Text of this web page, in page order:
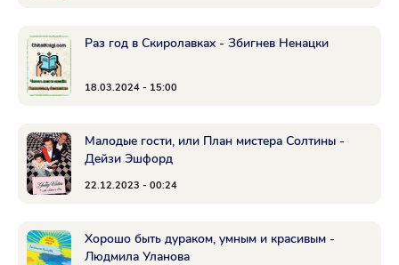
Раз год в Скиролавках - Збигнев Ненацки
18.03.2024 - 15:00
Малодые гости, или План мистера Солтины -
Дейзи Эшфорд
22.12.2023 - 00:24
Хорошо быть дураком, умным и красивым -
Людмила Уланова